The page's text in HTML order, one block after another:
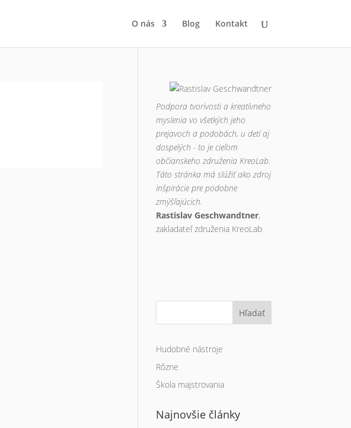
O nás Blog Kontakt
Podpora tvorivosti a kreatívneho
myslenia vo všetkých jeho
prejavoch a podobách, u detí aj
dospelých - to je cieľom
občianskeho združenia KreoLab.
Táto stránka má slúžiť ako zdroj
inšpirácie pre podobne
zmýšľajúcich.
Rastislav Geschwandtner,
zakladateľ združenia KreoLab
Hľadať
Hudobné nástroje
Rôzne
Škola majstrovania
Najnovšie články